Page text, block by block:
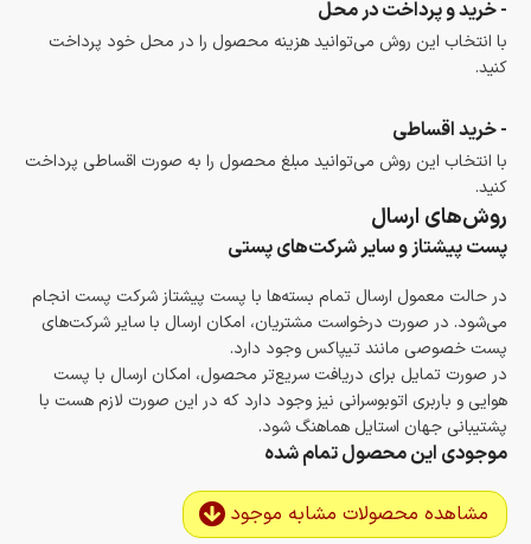
- خرید و پرداخت در محل
با انتخاب این روش می‌توانید هزینه محصول را در محل خود پرداخت
کنید.
- خرید اقساطی
با انتخاب این روش می‌توانید مبلغ محصول را به صورت اقساطی پرداخت
کنید.
روش‌های ارسال
پست پیشتاز و سایر شرکت‌های پستی
در حالت معمول ارسال تمام بسته‌ها با پست پیشتاز شرکت پست انجام
می‌شود. در صورت درخواست مشتریان، امکان ارسال با سایر شرکت‌های
پست خصوصی مانند تیپاکس وجود دارد.
در صورت تمایل برای دریافت سریع‌تر محصول، امکان ارسال با پست
هوایی و باربری اتوبوسرانی نیز وجود دارد که در این صورت لازم هست با
پشتیبانی جهان استایل هماهنگ شود.
موجودی این محصول تمام شده
مشاهده محصولات مشابه موجود